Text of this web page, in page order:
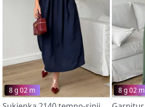
8 g 02 m 8 g 02 m